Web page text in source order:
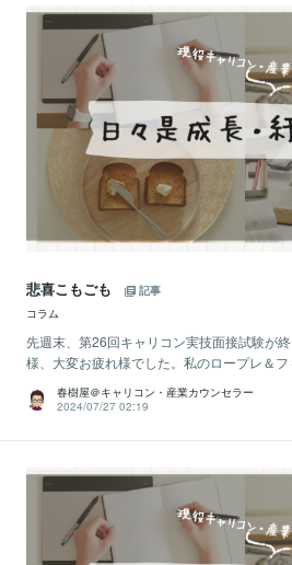
悲喜こもごも
記事
コラム
先週末、第26回キャリコン実技面接試験が
様、大変お疲れ様でした。私のロープレ＆
春樹屋＠キャリコン・産業カウンセラー
2024/07/27 02:19